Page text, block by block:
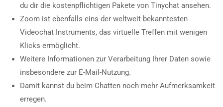
du dir die kostenpflichtigen Pakete von Tinychat ansehen.
Zoom ist ebenfalls eins der weltweit bekanntesten
Videochat Instruments, das virtuelle Treffen mit wenigen
Klicks ermöglicht.
Weitere Informationen zur Verarbeitung Ihrer Daten sowie
insbesondere zur E-Mail-Nutzung.
Damit kannst du beim Chatten noch mehr Aufmerksamkeit
erregen.